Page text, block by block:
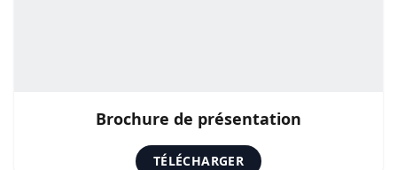
Brochure de présentation
TÉLÉCHARGER